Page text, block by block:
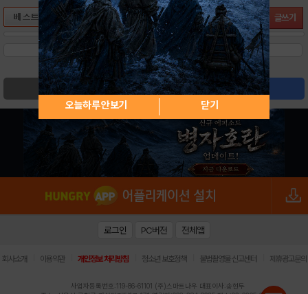
글쓰기
검색 글쓰기
오늘하루 안보기 닫기
로그인 PC버전 전체앱
회사소개 이용약관 개인정보 처리방침 청소년 보호정책 불법촬영물 신고센터 제휴광고문의
사업자등록번호:119-86-61101 (주)스마트나우 대표이사:송현두